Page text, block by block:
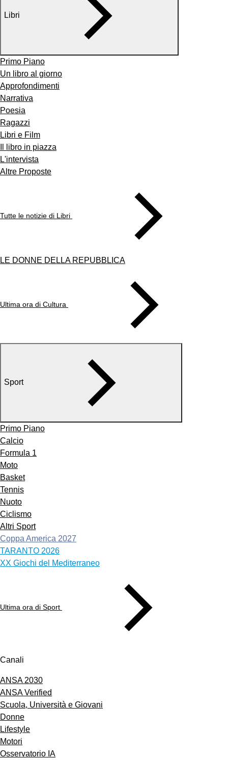
Libri
Primo Piano
Un libro al giorno
Approfondimenti
Narrativa
Poesia
Ragazzi
Libri e Film
Il libro in piazza
L'intervista
Altre Proposte
Tutte le notizie di Libri
LE DONNE DELLA REPUBBLICA
Ultima ora di Cultura
Sport
Primo Piano
Calcio
Formula 1
Moto
Basket
Tennis
Nuoto
Ciclismo
Altri Sport
Coppa America 2027
TARANTO 2026
XX Giochi del Mediterraneo
Ultima ora di Sport
Canali
ANSA 2030
ANSA Verified
Scuola, Università e Giovani
Donne
Lifestyle
Motori
Osservatorio IA